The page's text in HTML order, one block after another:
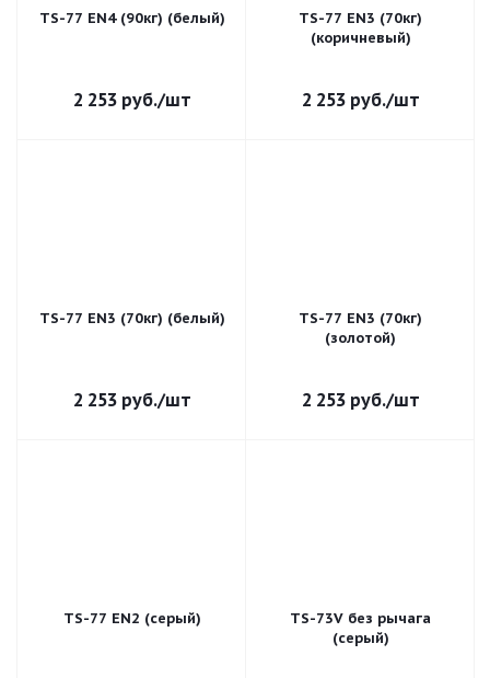
TS-77 EN4 (90кг) (белый)
2 253руб./шт
TS-77 EN3 (70кг)
(коричневый)
2 253руб./шт
TS-77 EN3 (70кг) (белый)
2 253руб./шт
TS-77 EN3 (70кг)
(золотой)
2 253руб./шт
TS-77 EN2 (серый)
TS-73V без рычага
(серый)